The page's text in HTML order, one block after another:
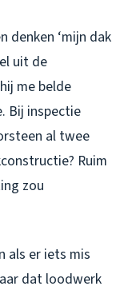
denken ‘mijn dak
uit de
me belde
Bij inspectie
al twee
Ruim
zou
als er iets mis
dat loodwerk